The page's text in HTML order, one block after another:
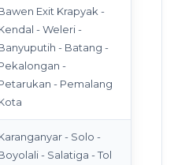
Exit Krapyak -
- Weleri -
- Batang -
-
- Pemalang
- Solo -
- Salatiga - Tol